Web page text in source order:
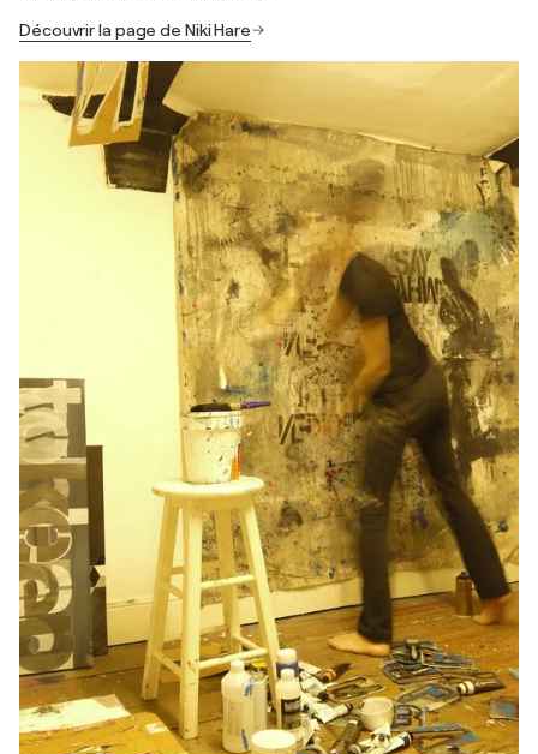
Découvrir la page de Niki Hare